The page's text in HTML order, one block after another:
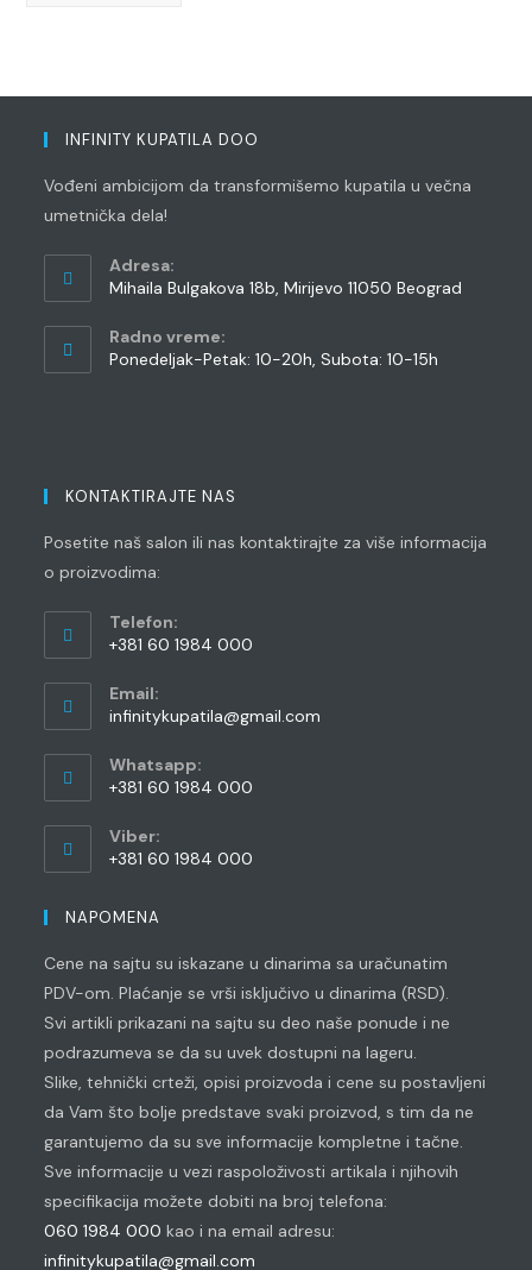
INFINITY KUPATILA DOO
Vođeni ambicijom da transformišemo kupatila u večna
umetnička dela!
Adresa:
Mihaila Bulgakova 18b, Mirijevo 11050 Beograd
Radno vreme:
Ponedeljak-Petak: 10-20h, Subota: 10-15h
KONTAKTIRAJTE NAS
Posetite naš salon ili nas kontaktirajte za više informacija
o proizvodima:
Telefon:
+381 60 1984 000
in
your
application
Email:
infinitykupatila@gmail.com
Whatsapp:
+381 60 1984 000
in
your
Viber:
+381 60 1984 000
in
application
NAPOMENA
Cene na sajtu su iskazane u dinarima sa uračunatim
PDV-om. Plaćanje se vrši isključivo u dinarima (RSD).
Svi artikli prikazani na sajtu su deo naše ponude i ne
podrazumeva se da su uvek dostupni na lageru.
Slike, tehnički crteži, opisi proizvoda i cene su postavljeni
da Vam što bolje predstave svaki proizvod, s tim da ne
garantujemo da su sve informacije kompletne i tačne.
Sve informacije u vezi raspoloživosti artikala i njihovih
specifikacija možete dobiti na broj telefona:
060 1984 000 kao i na email adresu:
infinitykupatila@gmail.com